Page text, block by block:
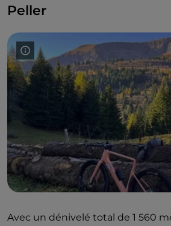
Peller
Avec un dénivelé total de 1 560